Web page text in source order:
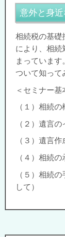
意外と身
相続税の基礎
により、相続
まっていま
ついて知って
＜セミナー基
（１）相続
（２）遺言
（３）遺言
（４）相続
（５）相続
して）